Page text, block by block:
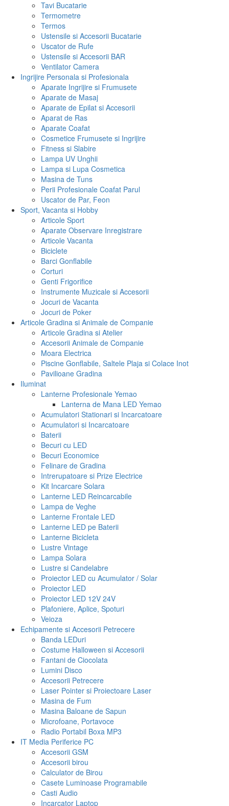
Tavi Bucatarie
Termometre
Termos
Ustensile si Accesorii Bucatarie
Uscator de Rufe
Ustensile si Accesorii BAR
Ventilator Camera
Ingrijire Personala si Profesionala
Aparate Ingrijire si Frumusete
Aparate de Masaj
Aparate de Epilat si Accesorii
Aparat de Ras
Aparate Coafat
Cosmetice Frumusete si Ingrijire
Fitness si Slabire
Lampa UV Unghii
Lampa si Lupa Cosmetica
Masina de Tuns
Perii Profesionale Coafat Parul
Uscator de Par, Feon
Sport, Vacanta si Hobby
Articole Sport
Aparate Observare Inregistrare
Articole Vacanta
Biciclete
Barci Gonflabile
Corturi
Genti Frigorifice
Instrumente Muzicale si Accesorii
Jocuri de Vacanta
Jocuri de Poker
Articole Gradina si Animale de Companie
Articole Gradina si Atelier
Accesorii Animale de Companie
Moara Electrica
Piscine Gonflabile, Saltele Plaja si Colace Inot
Pavilioane Gradina
Iluminat
Lanterne Profesionale Yemao
Lanterna de Mana LED Yemao
Acumulatori Stationari si Incarcatoare
Acumulatori si Incarcatoare
Baterii
Becuri cu LED
Becuri Economice
Felinare de Gradina
Intrerupatoare si Prize Electrice
Kit Incarcare Solara
Lanterne LED Reincarcabile
Lampa de Veghe
Lanterne Frontale LED
Lanterne LED pe Baterii
Lanterne Bicicleta
Lustre Vintage
Lampa Solara
Lustre si Candelabre
Proiector LED cu Acumulator / Solar
Proiector LED
Proiector LED 12V 24V
Plafoniere, Aplice, Spoturi
Veioza
Echipamente si Accesorii Petrecere
Banda LEDuri
Costume Halloween si Accesorii
Fantani de Ciocolata
Lumini Disco
Accesorii Petrecere
Laser Pointer si Proiectoare Laser
Masina de Fum
Masina Baloane de Sapun
Microfoane, Portavoce
Radio Portabil Boxa MP3
IT Media Periferice PC
Accesorii GSM
Accesorii birou
Calculator de Birou
Casete Luminoase Programabile
Casti Audio
Incarcator Laptop